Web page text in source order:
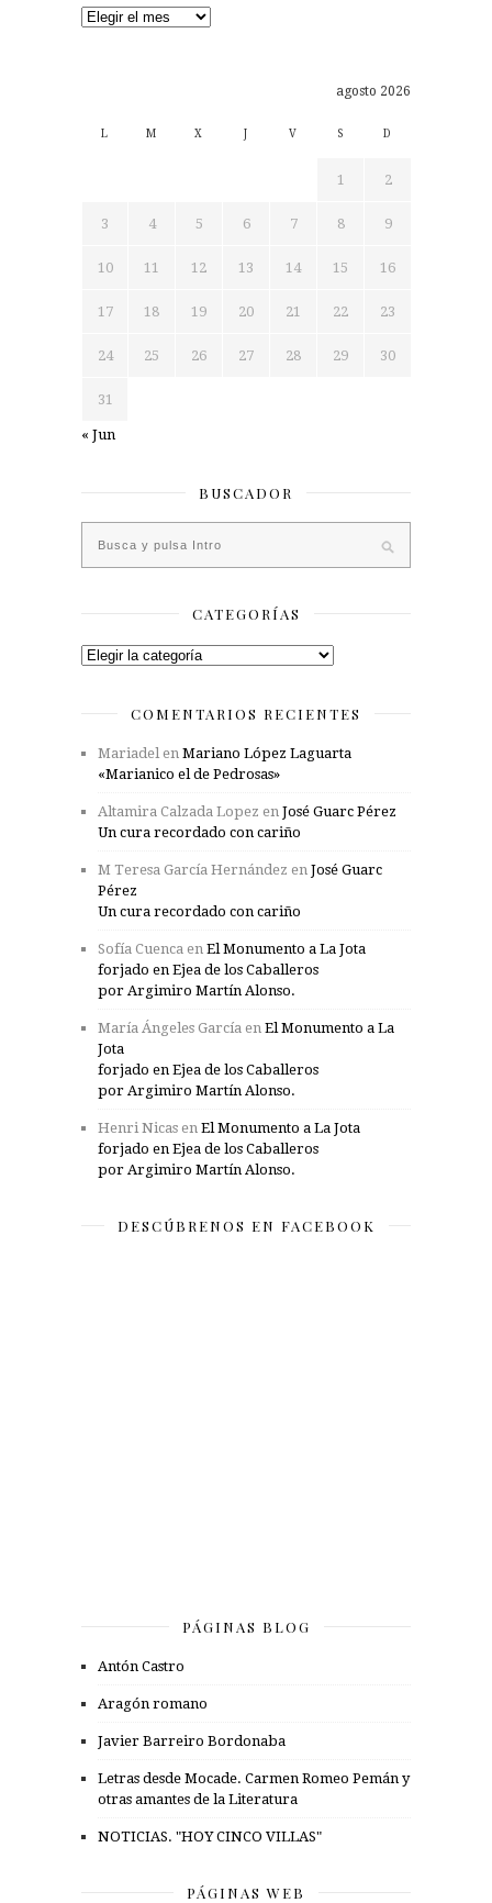
Archivos
agosto 2026
L M X J V S D
1 2
3 4 5 6 7 8 9
10 11 12 13 14 15 16
17 18 19 20 21 22 23
24 25 26 27 28 29 30
31
« Jun
BUSCADOR
CATEGORÍAS
Categorías
COMENTARIOS RECIENTES
Mariadel en Mariano López Laguarta
«Marianico el de Pedrosas»
Altamira Calzada Lopez en José Guarc Pérez
Un cura recordado con cariño
M Teresa García Hernández en José Guarc
Pérez
Un cura recordado con cariño
Sofía Cuenca en El Monumento a La Jota
forjado en Ejea de los Caballeros
por Argimiro Martín Alonso.
María Ángeles García en El Monumento a La
Jota
forjado en Ejea de los Caballeros
por Argimiro Martín Alonso.
Henri Nicas en El Monumento a La Jota
forjado en Ejea de los Caballeros
por Argimiro Martín Alonso.
DESCÚBRENOS EN FACEBOOK
PÁGINAS BLOG
Antón Castro
Aragón romano
Javier Barreiro Bordonaba
Letras desde Mocade. Carmen Romeo Pemán y
otras amantes de la Literatura
NOTICIAS. "HOY CINCO VILLAS"
PÁGINAS WEB